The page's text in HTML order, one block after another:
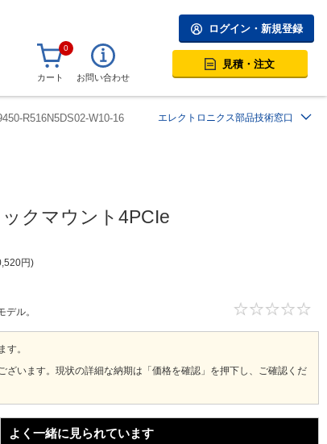
ログイン・新規登録
0
カート お問い合わせ
見積・注文
R516N5DS02-W10-16 エレクトロニクス部品技術窓口
クマウント4PCIe
円
ル。
す。
います。現状の詳細な納期は「価格を確認」を押下し、ご確認くだ
よく一緒に見られています